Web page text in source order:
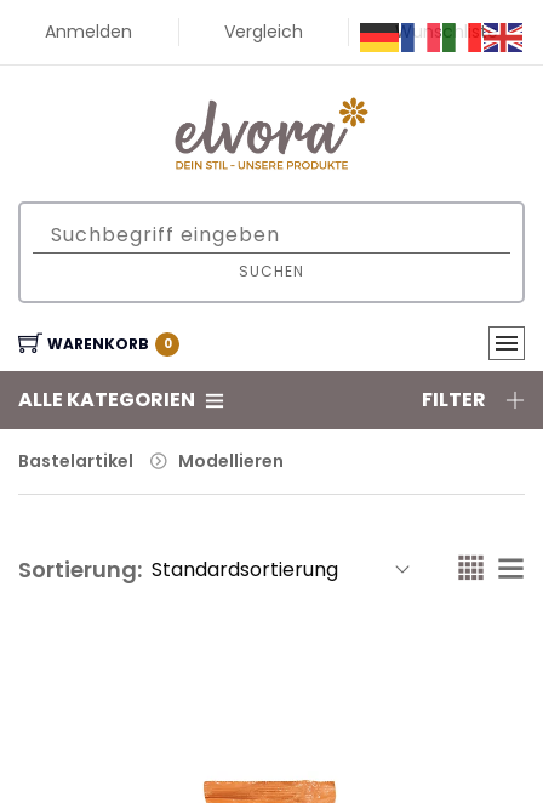
Anmelden Vergleich Wunschliste
SUCHEN
WARENKORB 0
ALLE KATEGORIEN FILTER
Bastelartikel Modellieren
Sortierung: